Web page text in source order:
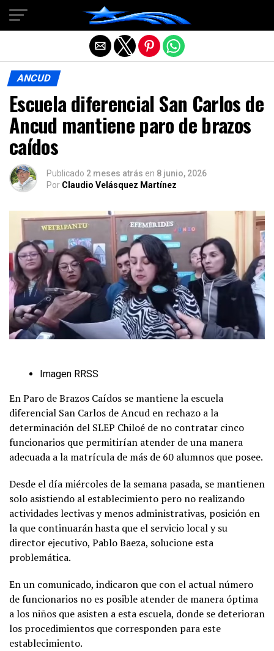
ANCUD
Escuela diferencial San Carlos de
Ancud mantiene paro de brazos
caídos
Publicado 2 meses atrás en 8 junio, 2026
Por Claudio Velásquez Martínez
Imagen RRSS
En Paro de Brazos Caídos se mantiene la escuela
diferencial San Carlos de Ancud en rechazo a la
determinación del SLEP Chiloé de no contratar cinco
funcionarios que permitirían atender de una manera
adecuada a la matrícula de más de 60 alumnos que posee.
Desde el día miércoles de la semana pasada, se mantienen
solo asistiendo al establecimiento pero no realizando
actividades lectivas y menos administrativas, posición en
la que continuarán hasta que el servicio local y su
director ejecutivo, Pablo Baeza, solucione esta
problemática.
En un comunicado, indicaron que con el actual número
de funcionarios no es posible atender de manera óptima
a los niños que asisten a esta escuela, donde se deterioran
los procedimientos que corresponden para este
establecimiento.
Salir de la versión móvil